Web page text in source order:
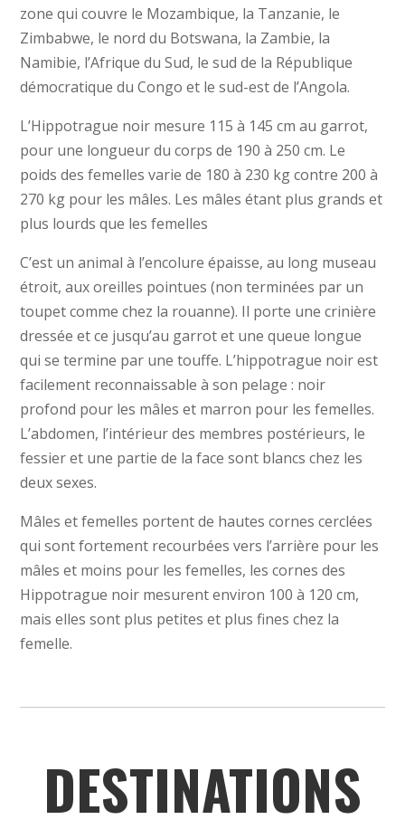
zone qui couvre le Mozambique, la Tanzanie, le
Zimbabwe, le nord du Botswana, la Zambie, la
Namibie, l’Afrique du Sud, le sud de la République
démocratique du Congo et le sud-est de l’Angola.
L’Hippotrague noir mesure 115 à 145 cm au garrot,
pour une longueur du corps de 190 à 250 cm. Le
poids des femelles varie de 180 à 230 kg contre 200 à
270 kg pour les mâles. Les mâles étant plus grands et
plus lourds que les femelles
C’est un animal à l’encolure épaisse, au long museau
étroit, aux oreilles pointues (non terminées par un
toupet comme chez la rouanne). Il porte une crinière
dressée et ce jusqu’au garrot et une queue longue
qui se termine par une touffe. L’hippotrague noir est
facilement reconnaissable à son pelage : noir
profond pour les mâles et marron pour les femelles.
L’abdomen, l’intérieur des membres postérieurs, le
fessier et une partie de la face sont blancs chez les
deux sexes.
Mâles et femelles portent de hautes cornes cerclées
qui sont fortement recourbées vers l’arrière pour les
mâles et moins pour les femelles, les cornes des
Hippotrague noir mesurent environ 100 à 120 cm,
mais elles sont plus petites et plus fines chez la
femelle.
DESTINATIONS